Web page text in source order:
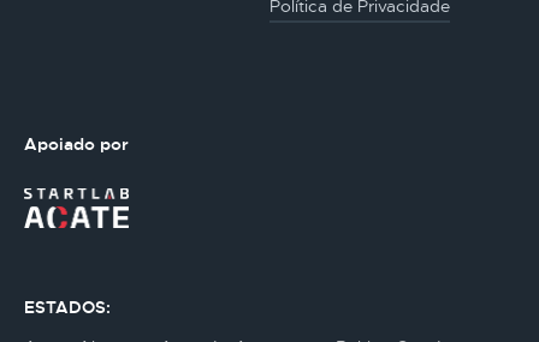
Política de Privacidade
Apoiado por
ESTADOS: